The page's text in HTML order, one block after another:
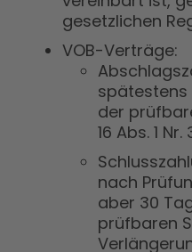
gesetzlichen
VOB-Verträge:
spätestens
der
16 Abs. 1
nach
aber 30
prüfbaren